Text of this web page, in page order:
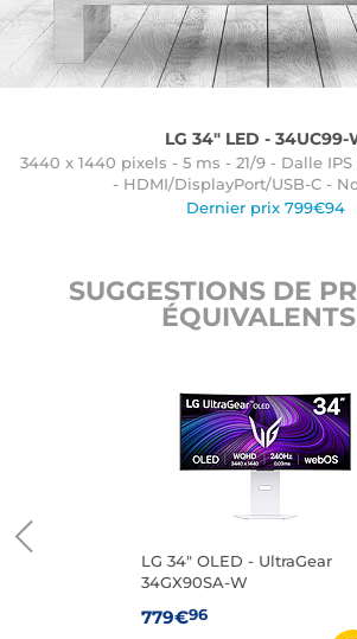
LG 34" LED - 34UC99-
3440 x 1440 pixels - 5 ms - 21/9 - Dalle
- HDMI/DisplayPort/USB-C -
Dernier prix 799€94
SUGGESTIONS DE
LG 34" OLED - UltraGear
34GX90SA-W
779€96